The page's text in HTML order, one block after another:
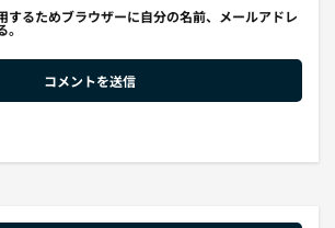
するためブラウザーに自分の名前、メールアドレ
。